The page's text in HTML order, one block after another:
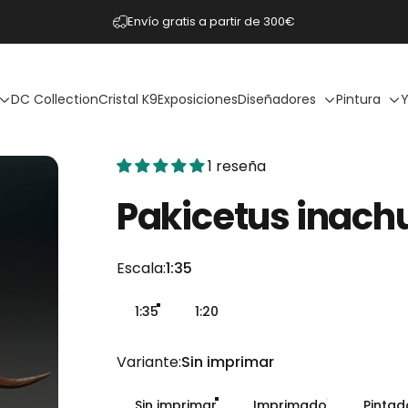
Envío gratis a partir de 300€
DC CollectionCristal K9ExposicionesDiseñadores Pintura
1 reseña
Pakicetus
Escala
Escala:1:35
1:35 1:20
Variante
Variante:Sin imprimar